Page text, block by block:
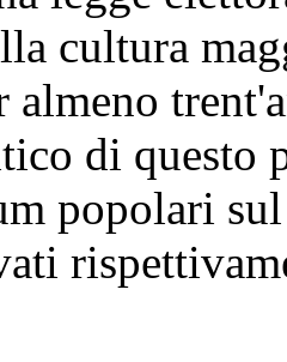
cultura
almeno
di questo
popolari